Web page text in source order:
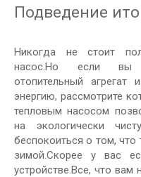
Подведение
Никогда не стоит
насос.Но если вы
отопительный агрегат
энергию, рассмотрите
тепловым насосом
на экологически
беспокоиться о том, что
зимой.Скорее у вас
устройстве.Все, что вам